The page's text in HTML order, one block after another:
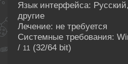
Язык интерфейса:
другие
Лечение: не требуется
Системные требования:
/ 11 (32/64 bit)